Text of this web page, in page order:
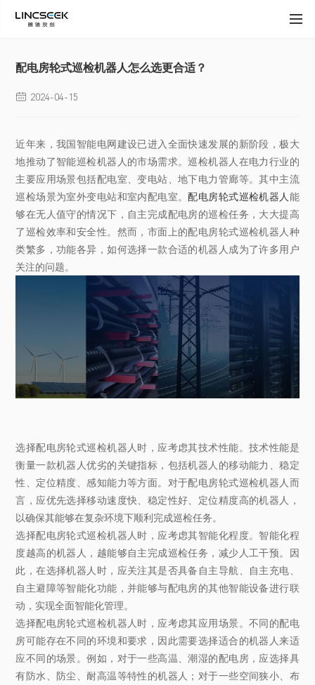
配电房轮式巡检机器人怎么选更合适？
 2024-04-15
近年来，我国智能电网建设已进入全面快速发展的新阶段，极大
地推动了智能巡检机器人的市场需求。巡检机器人在电力行业的
主要应用场景包括配电室、变电站、地下电力管廊等。其中主流
巡检场景为室外变电站和室内配电室。配电房轮式巡检机器人 能
够在无人值守的情况下，自主完成配电房的巡检任务，大大提高
了巡检效率和安全性。然而，市面上的配电房轮式巡检机器人种
类繁多，功能各异，如何选择一款合适的机器人成为了许多用户
关注的问题。
选择配电房轮式巡检机器人时，应考虑其技术性能。技术性能是
衡量一款机器人优劣的关键指标，包括机器人的移动能力、稳定
性、定位精度、感知能力等方面。对于配电房轮式巡检机器人而
言，应优先选择移动速度快、稳定性好、定位精度高的机器人，
以确保其能够在复杂环境下顺利完成巡检任务。
选择配电房轮式巡检机器人时，应考虑其智能化程度。智能化程
度越高的机器人，越能够自主完成巡检任务，减少人工干预。因
此，在选择机器人时，应关注其是否具备自主导航、自主充电、
自主避障等智能化功能，并能够与配电房的其他智能设备进行联
动，实现全面智能化管理。
选择配电房轮式巡检机器人时，应考虑其应用场景。不同的配电
房可能存在不同的环境和要求，因此需要选择适合的机器人来适
应不同的场景。例如，对于一些高温、潮湿的配电房，应选择具
有防水、防尘、耐高温等特性的机器人；对于一些空间狭小、布